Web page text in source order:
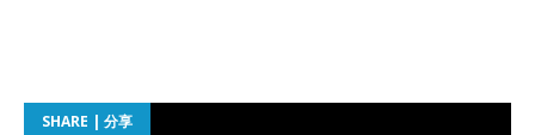
SHARE | 分享